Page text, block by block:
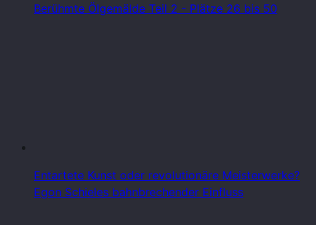
Berühmte Ölgemälde Teil 2 - Plätze 26 bis 50
Entartete Kunst oder revolutionäre Meisterwerke?
Egon Schieles bahnbrechender Einfluss